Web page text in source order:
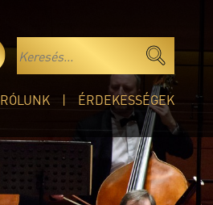
RÓLUNK ÉRDEKESSÉGEK